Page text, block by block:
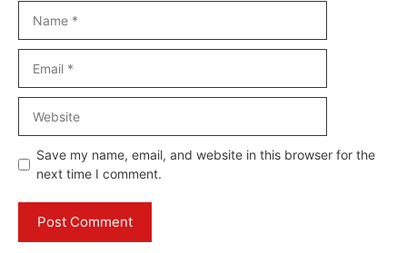
Save my name, email, and website in this browser for the
next time I comment.